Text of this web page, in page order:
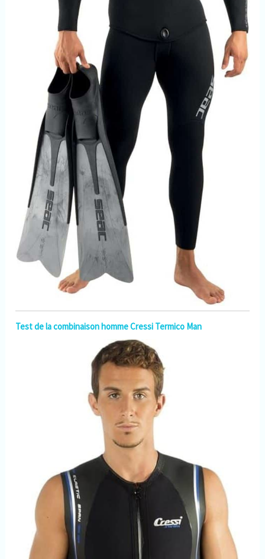
Test de la combinaison homme Cressi Termico Man